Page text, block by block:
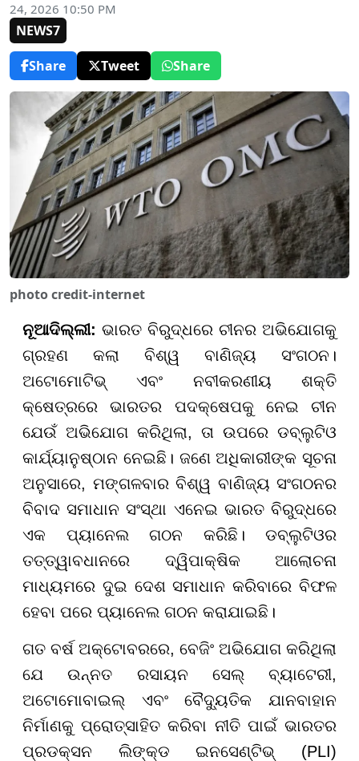
24, 2026 10:50 PM
NEWS7
Share
Tweet Share
photo credit-internet
ନୂଆଦିଲ୍ଲୀ: ଭାରତ ବିରୁଦ୍ଧରେ ଚୀନର ଅଭିଯୋଗକୁ
ଗ୍ରହଣ କଲା ବିଶ୍ୱ ବାଣିଜ୍ୟ ସଂଗଠନ।
ଅଟୋମୋଟିଭ୍ ଏବଂ ନବୀକରଣୀୟ ଶକ୍ତି
କ୍ଷେତ୍ରରେ ଭାରତର ପଦକ୍ଷେପକୁ ନେଇ ଚୀନ
ଯେଉଁ ଅଭିଯୋଗ କରିଥିଲା, ତା ଉପରେ ଡବ୍ଲୁଟିଓ
କାର୍ଯ୍ୟାନୁଷ୍ଠାନ ନେଇଛି। ଜଣେ ଅଧିକାରୀଙ୍କ ସୂଚନା
ଅନୁସାରେ, ମଙ୍ଗଳବାର ବିଶ୍ୱ ବାଣିଜ୍ୟ ସଂଗଠନର
ବିବାଦ ସମାଧାନ ସଂସ୍ଥା ଏନେଇ ଭାରତ ବିରୁଦ୍ଧରେ
ଏକ ପ୍ୟାନେଲ ଗଠନ କରିଛି। ଡବ୍ଲୁଟିଓର
ତତ୍ତ୍ୱାବଧାନରେ ଦ୍ୱିପାକ୍ଷିକ ଆଲୋଚନା
ମାଧ୍ୟମରେ ଦୁଇ ଦେଶ ସମାଧାନ କରିବାରେ ବିଫଳ
ହେବା ପରେ ପ୍ୟାନେଲ ଗଠନ କରାଯାଇଛି।
ଗତ ବର୍ଷ ଅକ୍ଟୋବରରେ, ବେଜିଂ ଅଭିଯୋଗ କରିଥିଲା
ଯେ ଉନ୍ନତ ରସାୟନ ସେଲ୍ ବ୍ୟାଟେରୀ,
ଅଟୋମୋବାଇଲ୍ ଏବଂ ବୈଦ୍ୟୁତିକ ଯାନବାହାନ
ନିର୍ମାଣକୁ ପ୍ରୋତ୍ସାହିତ କରିବା ନୀତି ପାଇଁ ଭାରତର
ପ୍ରଡକ୍ସନ ଲିଙ୍କ୍ଡ ଇନସେଣ୍ଟିଭ୍ (PLI)